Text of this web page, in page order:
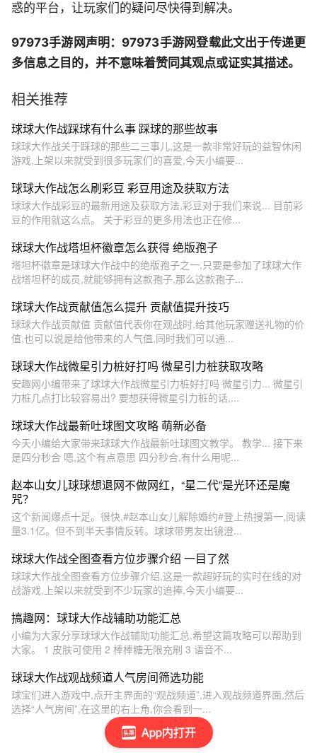
App内打开
惑的平台，让玩家们的疑问尽快得到解决。
97973手游网声明：97973手游网登载此文出于传递更
多信息之目的，并不意味着赞同其观点或证实其描述。
相关推荐
球球大作战踩球有什么事 踩球的那些故事
球球大作战关于踩球的那些二三事儿,这是一款非常好玩的益智休闲
游戏,上架以来就受到很多玩家们的喜爱,今天小编要...
球球大作战怎么刷彩豆 彩豆用途及获取方法
球球大作战彩豆的最新用途及获取方法,彩豆对于我们来说... 目前彩
豆的作用就这么点。 关于彩豆的更多用法也正在修...
球球大作战塔坦杯徽章怎么获得 绝版孢子
塔坦杯徽章是球球大作战中的绝版孢子之一,只要是参加了球球大作
战塔坦杯的成员,就能够拥有这款孢子,那么这款孢子...
球球大作战贡献值怎么提升 贡献值提升技巧
球球大作战贡献值 贡献值代表你在观战时,给其他玩家赠送礼物的价
值,也可以说是给他带来的人气值,同时我们可以通...
球球大作战微星引力桩好打吗 微星引力桩获取攻略
安趣网小编带来了球球大作战微星引力桩好打吗 微星引力... 微星引
力桩几点打比较容易出? 要想获得微星引力桩的话,...
球球大作战最新吐球图文攻略 萌新必备
今天小编给大家带来球球大作战最新吐球图文教学。 教学... 接下来
是四分秒合 嗯,这个有点意思 四分秒合,有什么用呢...
赵本山女儿球球想退网不做网红，“星二代”是光环还是魔
咒？
这个新闻爆点十足。很快,#赵本山女儿解除婚约#登上热搜第一,阅读
量3.1亿。但不到半天事情反转。球球带男友出镜澄...
球球大作战全图查看方位步骤介绍 一目了然
球球大作战全图查看方位步骤介绍,这是一款超好玩的实时在线的对
战游戏,上架以来就受到不少玩家的追捧,今天小编要...
搞趣网：球球大作战辅助功能汇总
小编为大家分享球球大作战辅助功能汇总,希望这篇攻略可以帮助到
大家。 1 皮肤可使用 2 棒棒糖无限充刷 3 语音不...
球球大作战观战频道人气房间筛选功能
球宝们进入游戏中,点开主界面的“观战频道”,进入观战频道界面,然后
选择“人气房间”,在这里的右上角,你会看到一...